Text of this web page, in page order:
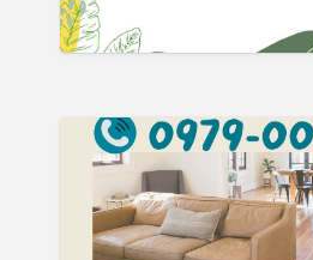
套
房
俱
2024